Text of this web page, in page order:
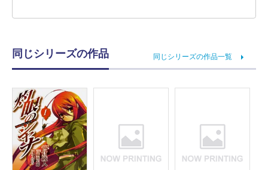
同じシリーズの作品 同じシリーズの作品一覧